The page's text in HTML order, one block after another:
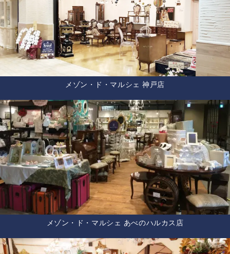
メゾン・ド・マルシェ 神戸店
メゾン・ド・マルシェ あべのハルカス店